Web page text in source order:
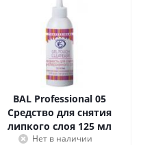
BAL Professional 05
Средство для снятия
липкого слоя 125 мл
Нет в наличии